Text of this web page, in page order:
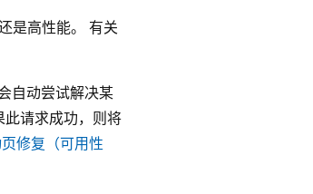
是高性能。 有关
自动尝试解决某
请求成功，则将
修复（可用性